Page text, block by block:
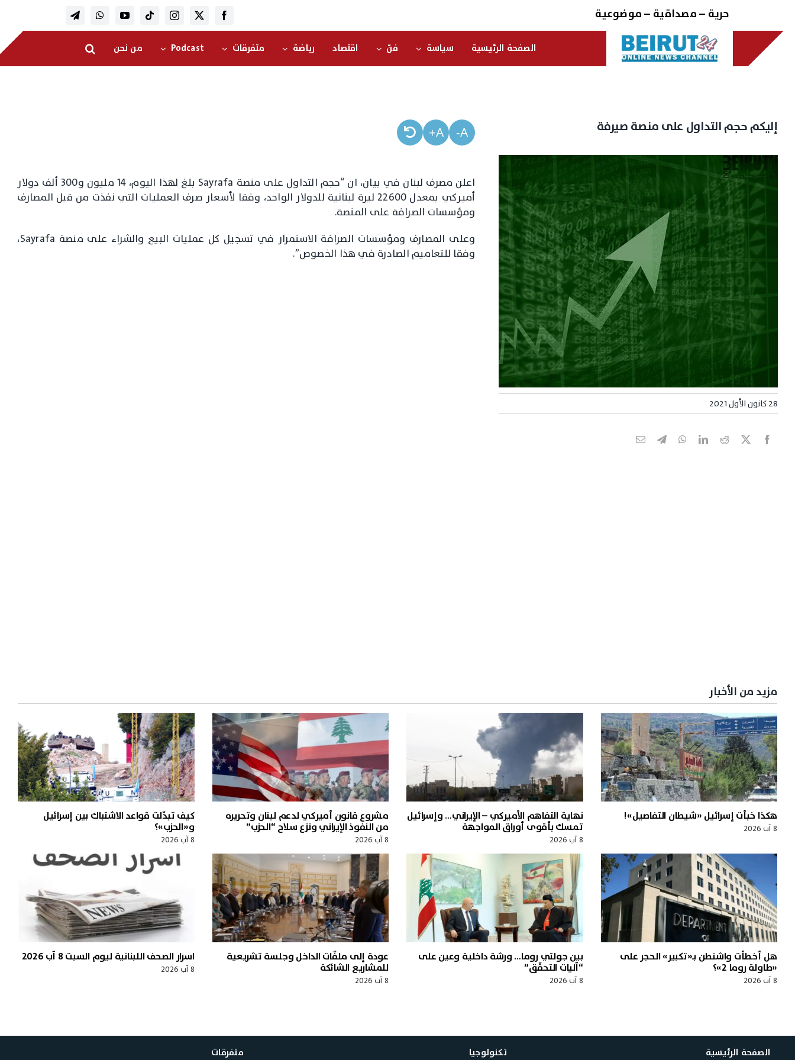
content
حرية – مصداقية – موضوعية
الصفحة الرئيسية سياسة فنّ اقتصاد رياضة متفرقات Podcast من نحن
إليكم حجم التداول على منصة صيرفة
28 كانون الأول 2021
A-
A+
اعلن مصرف لبنان في بيان، ان “حجم التداول على منصة Sayrafa بلغ لهذا اليوم، 14 مليون و300 ألف دولار
أميركي بمعدل 22600 ليرة لبنانية للدولار الواحد، وفقا لأسعار صرف العمليات التي نفذت من قبل المصارف
ومؤسسات الصرافة على المنصة.
وعلى المصارف ومؤسسات الصرافة الاستمرار في تسجيل كل عمليات البيع والشراء على منصة Sayrafa،
وفقا للتعاميم الصادرة في هذا الخصوص”.
مزيد من الأخبار
هكذا خبأت إسرائيل «شيطان التفاصيل»!
8 آب 2026
نهاية التفاهم الأميركي – الإيراني… وإسرائيل
تمسك بأقوى أوراق المواجهة
8 آب 2026
مشروع قانون أميركي لدعم لبنان وتحريره
من النفوذ الإيراني ونزع سلاح “الحزب”
8 آب 2026
كيف تبدّلت قواعد الاشتباك بين إسرائيل
و«الحزب»؟
8 آب 2026
هل أخطأت واشنطن بـ«تكبير» الحجر على
«طاولة روما 2»؟
8 آب 2026
بين جولتي روما… ورشة داخلية وعين على
“آليات التحقّق”
8 آب 2026
عودة إلى ملفّات الداخل وجلسة تشريعية
للمشاريع الشائكة
8 آب 2026
اسرار الصحف اللبنانية ليوم السبت 8 آب 2026
8 آب 2026
الصفحة الرئيسية تكنولوجيا متفرقات